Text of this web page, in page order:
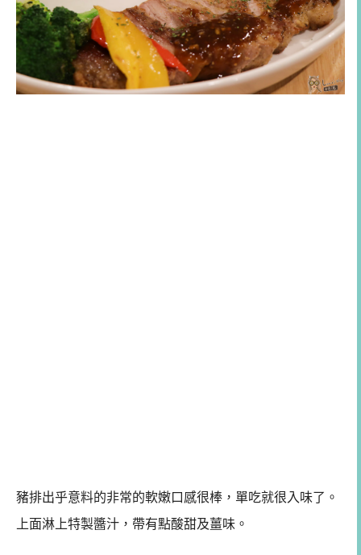
豬排出乎意料的非常的軟嫩口感很棒，單吃就很入味了。
上面淋上特製醬汁，帶有點酸甜及薑味。